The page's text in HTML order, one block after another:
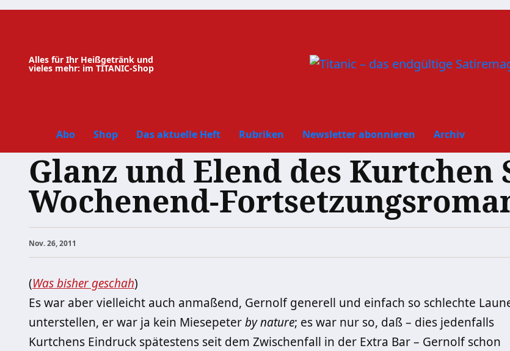
Zum
Alles für Ihr Heißgetränk und
vieles mehr: im TITANIC-Shop
Abo Shop Das aktuelle Heft Rubriken Newsletter abonnieren Archiv
Glanz und Elend des Kurtchen
Wochenend-
Nov. 26, 2011
(Was bisher geschah)
Es war aber vielleicht auch anmaßend, Gernolf generell und einfach so schlechte
unterstellen, er war ja kein Miesepeterby nature; es war nur so, daß – dies jedenfalls
Kurtchens Eindruck spätestens seit dem Zwischenfall in der Extra Bar – Gernolf schon